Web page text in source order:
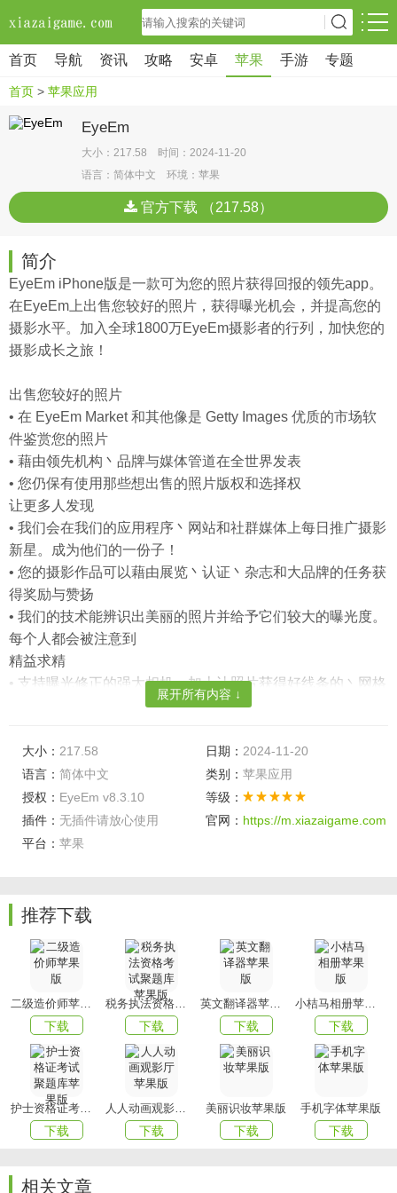
首页 导航 资讯 攻略 安卓 苹果 手游 专题
首页 > 苹果应用
EyeEm
大小：217.58 时间：2024-11-20
语言：简体中文 环境：苹果
官方下载 （217.58）
简介
EyeEm iPhone版是一款可为您的照片获得回报的领先app。
在EyeEm上出售您较好的照片，获得曝光机会，并提高您的
摄影水平。加入全球1800万EyeEm摄影者的行列，加快您的
摄影成长之旅！
出售您较好的照片
• 在 EyeEm Market 和其他像是 Getty Images 优质的市场软
件鉴赏您的照片
• 藉由领先机构丶品牌与媒体管道在全世界发表
• 您仍保有使用那些想出售的照片版权和选择权
让更多人发现
• 我们会在我们的应用程序丶网站和社群媒体上每日推广摄影
新星。成为他们的一份子！
• 您的摄影作品可以藉由展览丶认证丶杂志和大品牌的任务获
得奖励与赞扬
• 我们的技术能辨识出美丽的照片并给予它们较大的曝光度。
每个人都会被注意到
精益求精
• 支持曝光修正的强大相机，加上让照片获得好线条的丶网格
白调光
• 微调每个细节，多亏有了对比度丶饱和度丶锐化丶小插图和
更多效果
加入 1500 万名摄影师
• 和新兴社区联系并与世界各地的摄影师建立良好关系
现在就来探索 EyeEm在哪里可以放上您的摄影作品。
*Apple Inc. 不是赞助商，也未以任何形式参与 EyeEm 任务
EyeEm版本8.3.3中的新功能：
我们定期为应用程序商店带来新的更新，通过错误修复和性
能改进，使EyeEm更适合您！
展开所有内容 ↓
大小： 217.58 日期： 2024-11-20
语言： 简体中文 类别： 苹果应用
授权： EyeEm v8.3.10
等级：
插件： 无插件请放心使用 官网： https://m.xiazaigame.com
平台： 苹果
推荐下载
二级造价师苹果版
下载
税务执法资格考试聚题库苹果版
下载
英文翻译器苹果版
下载
小桔马相册苹果版
下载
护士资格证考试聚题库苹果版
下载
人人动画观影厅苹果版
下载
美丽识妆苹果版
下载
手机字体苹果版
下载
相关文章